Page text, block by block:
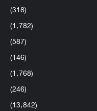
(318)
(1٬782)
(587)
(146)
(1٬768)
(246)
(13٬842)